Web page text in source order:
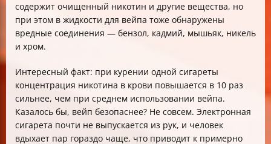
содержит очищенный никотин и другие вещества, но
при этом в жидкости для вейпа тоже обнаружены
вредные соединения — бензол, кадмий, мышьяк, никель
и хром.
Интересный факт: при курении одной сигареты
концентрация никотина в крови повышается в 10 раз
сильнее, чем при среднем использовании вейпа.
Казалось бы, вейп безопаснее? Не совсем. Электронная
сигарета почти не выпускается из рук, и человек
вдыхает пар гораздо чаще, что приводит к примерно